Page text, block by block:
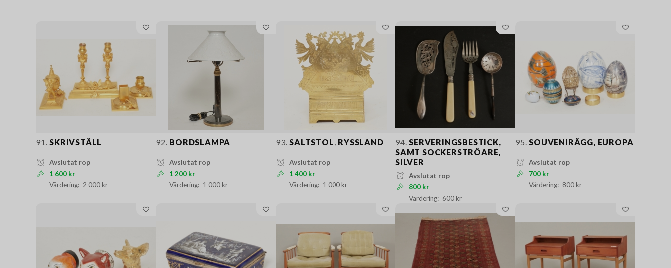
91. SKRIVSTÄLL
Avslutat rop
1 600 kr
2 000 kr
92. BORDSLAMPA
Avslutat rop
1 200 kr
1 000 kr
93. SALTSTOL, RYSSLAND
Avslutat rop
1 400 kr
1 000 kr
94. SERVERINGSBESTICK,
SAMT SOCKERSTRÖARE,
SILVER
Avslutat rop
800 kr
600 kr
95. SOUVENIRÄGG, EUROPA
Avslutat rop
700 kr
800 kr